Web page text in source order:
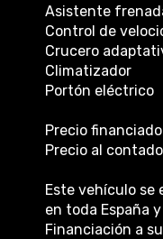
Asistente
Control de
Crucero
Climatizador
Portón eléctrico
Precio
Precio al
Este vehículo se
en toda España
Financiación a